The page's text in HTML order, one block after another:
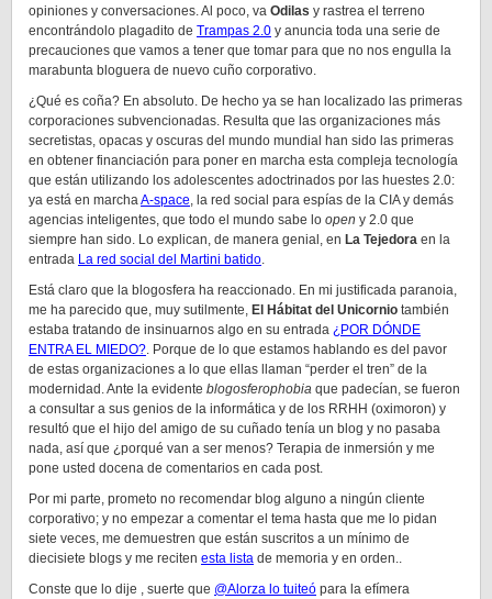
opiniones y conversaciones. Al poco, va Odilas y rastrea el terreno
encontrándolo plagadito de Trampas 2.0 y anuncia toda una serie de
precauciones que vamos a tener que tomar para que no nos engulla la
marabunta bloguera de nuevo cuño corporativo.
¿Qué es coña? En absoluto. De hecho ya se han localizado las primeras
corporaciones subvencionadas. Resulta que las organizaciones más
secretistas, opacas y oscuras del mundo mundial han sido las primeras
en obtener financiación para poner en marcha esta compleja tecnología
que están utilizando los adolescentes adoctrinados por las huestes 2.0:
ya está en marchaA-space, la red social para espías de la CIA y demás
agencias inteligentes, que todo el mundo sabe lo open y 2.0 que
siempre han sido. Lo explican, de manera genial, en La Tejedora en la
entrada La red social del Martini batido.
Está claro que la blogosfera ha reaccionado. En mi justificada paranoia,
me ha parecido que, muy sutilmente, El Hábitat del Unicornio también
estaba tratando de insinuarnos algo en su entrada ¿POR DÓNDE
ENTRA EL MIEDO?. Porque de lo que estamos hablando es del pavor
de estas organizaciones a lo que ellas llaman “perder el tren” de la
modernidad. Ante la evidente blogosferophobia que padecían, se fueron
a consultar a sus genios de la informática y de los RRHH (oximoron) y
resultó que el hijo del amigo de su cuñado tenía un blog y no pasaba
nada, así que ¿porqué van a ser menos? Terapia de inmersión y me
pone usted docena de comentarios en cada post.
Por mi parte, prometo no recomendar blog alguno a ningún cliente
corporativo; y no empezar a comentar el tema hasta que me lo pidan
siete veces, me demuestren que están suscritos a un mínimo de
diecisiete blogs y me reciten esta lista de memoria y en orden..
Conste que lo dije , suerte que @Alorza lo tuiteó para la efímera